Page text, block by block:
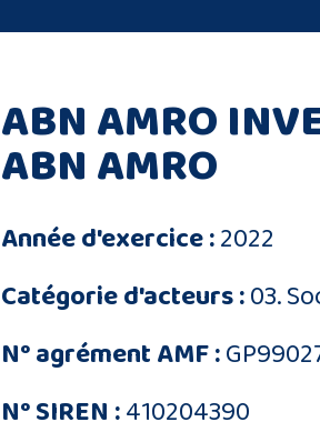
ABN AMRO
ABN AMRO
Année d'exercice :2022
Catégorie d'acteurs :03.
N° agrément AMF :
N° SIREN :410204390